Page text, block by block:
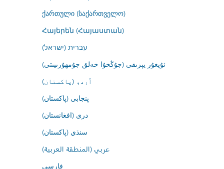
ქართული (საქართველო)
Հայերեն (Հայաստան)
עברית (ישראל)
ئۇيغۇر يېزىقى (جۇڭخۇا خەلق جۇمھۇرىيىتى)
اُردو (پاکستان)
پنجابی (پاکستان)
درى (افغانستان)
سنڌي (پاکستان)
عربي (المنطقة العربية)
فارسى